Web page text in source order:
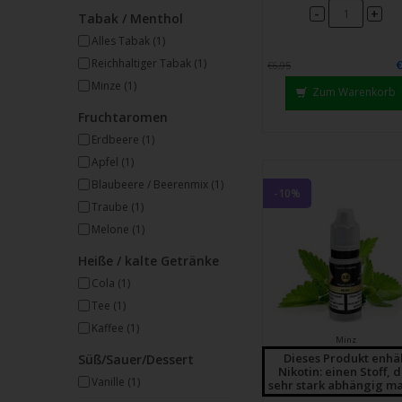
Tabak / Menthol
Alles Tabak (1)
Reichhaltiger Tabak (1)
Minze (1)
Fruchtaromen
Erdbeere (1)
Apfel (1)
Blaubeere / Beerenmix (1)
Traube (1)
Melone (1)
Heiße / kalte Getränke
Cola (1)
Tee (1)
Kaffee (1)
Süß/Sauer/Dessert
Vanille (1)
- +
€6,95
Zum Warenkorb
-10%
Minz
Dieses Produkt
Nikotin: einen Stoff,
sehr stark abhängig